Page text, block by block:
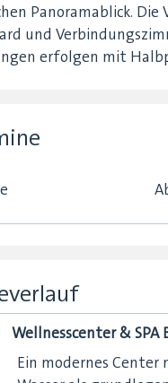
Panoramablick. Die
und
erfolgen mit
Wellnesscenter & SPA
Ein modernes Center